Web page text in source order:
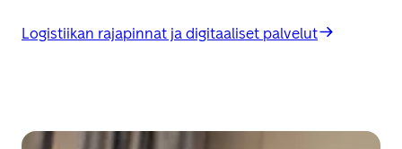
Logistiikan rajapinnat ja digitaaliset palvelut